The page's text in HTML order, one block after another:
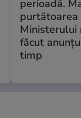
perioadă.
purtătoarea
Ministerului
făcut
timp